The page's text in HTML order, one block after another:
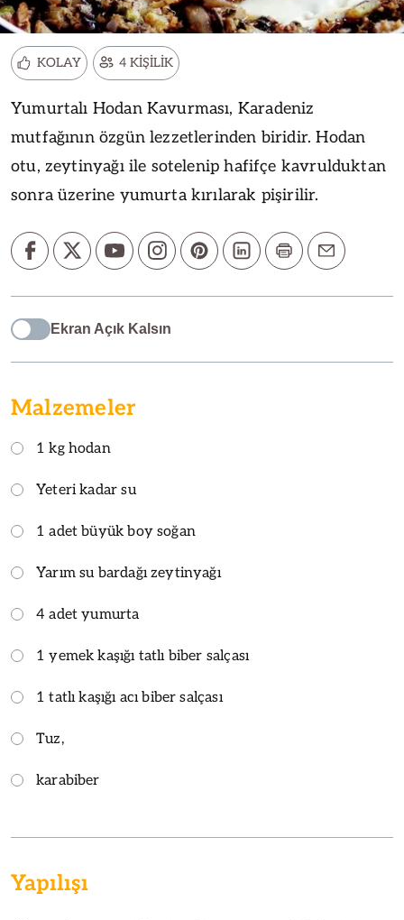
KOLAY 4 KİŞİLİK
Yumurtalı Hodan Kavurması, Karadeniz
mutfağının özgün lezzetlerinden biridir. Hodan
otu, zeytinyağı ile sotelenip hafifçe kavrulduktan
sonra üzerine yumurta kırılarak pişirilir.
Ekran Açık Kalsın
Malzemeler
1 kg hodan
Yeteri kadar su
1 adet büyük boy soğan
Yarım su bardağı zeytinyağı
4 adet yumurta
1 yemek kaşığı tatlı biber salçası
1 tatlı kaşığı acı biber salçası
Tuz,
karabiber
Yapılışı